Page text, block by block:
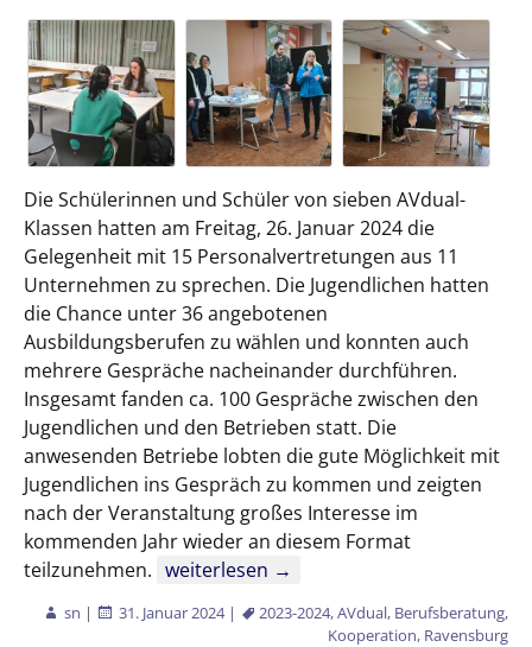
Die Schülerinnen und Schüler von sieben AVdual-
Klassen hatten am Freitag, 26. Januar 2024 die
Gelegenheit mit 15 Personalvertretungen aus 11
Unternehmen zu sprechen. Die Jugendlichen hatten
die Chance unter 36 angebotenen
Ausbildungsberufen zu wählen und konnten auch
mehrere Gespräche nacheinander durchführen.
Insgesamt fanden ca. 100 Gespräche zwischen den
Jugendlichen und den Betrieben statt. Die
anwesenden Betriebe lobten die gute Möglichkeit mit
Jugendlichen ins Gespräch zu kommen und zeigten
nach der Veranstaltung großes Interesse im
kommenden Jahr wieder an diesem Format
teilzunehmen. Ausbildungsvorbereitung dual (AVdual)
weiterlesen →
sn | 31. Januar 2024| 2023-2024,AVdual, Berufsberatung,
Kooperation, Ravensburg